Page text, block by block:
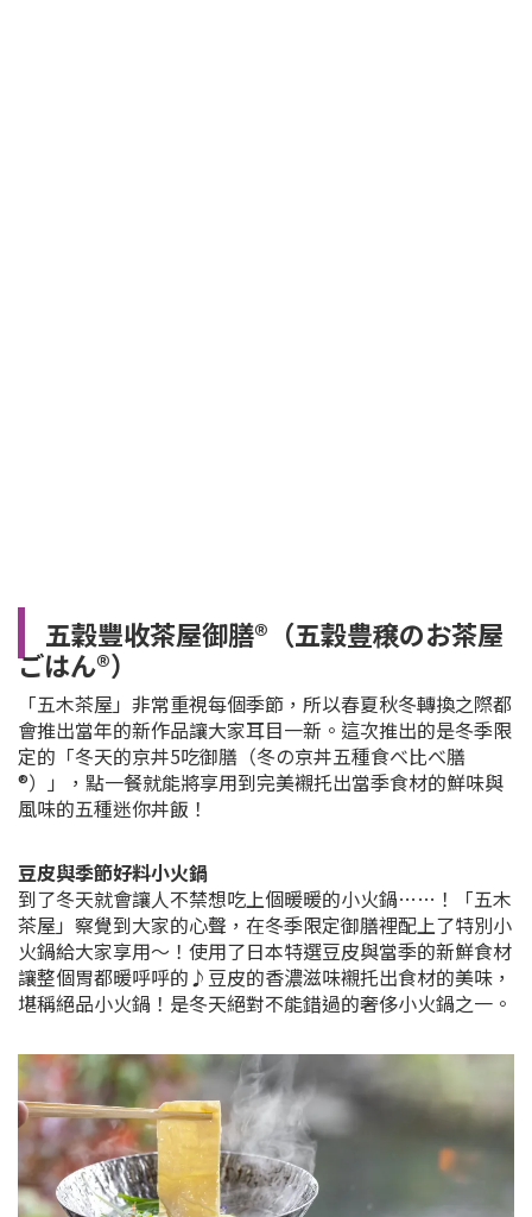
五穀豐收茶屋御膳®︎（五穀豊穣のお茶屋
ごはん®︎）
「五木茶屋」非常重視每個季節，所以春夏秋冬轉換之際都
會推出當年的新作品讓大家耳目一新。這次推出的是冬季限
定的「冬天的京丼5吃御膳（冬の京丼五種食べ比べ膳
®︎）」，點一餐就能將享用到完美襯托出當季食材的鮮味與
風味的五種迷你丼飯！
豆皮與季節好料小火鍋
到了冬天就會讓人不禁想吃上個暖暖的小火鍋……！「五木
茶屋」察覺到大家的心聲，在冬季限定御膳裡配上了特別小
火鍋給大家享用～！使用了日本特選豆皮與當季的新鮮食材
讓整個胃都暖呼呼的♪豆皮的香濃滋味襯托出食材的美味，
堪稱絕品小火鍋！是冬天絕對不能錯過的奢侈小火鍋之一。